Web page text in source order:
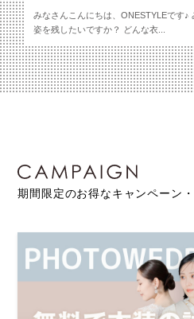
みなさんこんにちは、ONESTYLEです♪
姿を残したいですか？ どんな衣...
期間限定のお得なキャンペーン